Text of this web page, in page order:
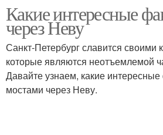
Какие интересные
через Неву
Санкт-Петербург славится
которые являются неотъемлемой
Давайте узнаем, какие
мостами через Неву.